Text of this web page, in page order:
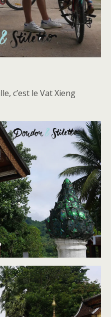
c’est le Vat Xieng